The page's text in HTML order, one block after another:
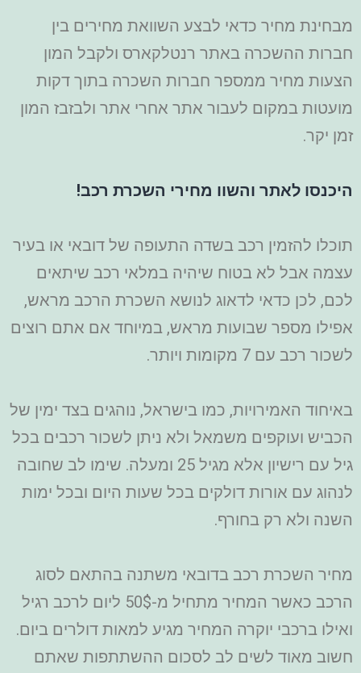
מבחינת מחיר כדאי לבצע השוואת מחירים בין
חברות ההשכרה באתר רנטלקארס ולקבל המון
הצעות מחיר ממספר חברות השכרה בתוך דקות
מועטות במקום לעבור אתר אחרי אתר ולבזבז המון
זמן יקר.
היכנסו לאתר והשוו מחירי השכרת רכב!
תוכלו להזמין רכב בשדה התעופה של דובאי או בעיר
עצמה אבל לא בטוח שיהיה במלאי רכב שיתאים
לכם, לכן כדאי לדאוג לנושא השכרת הרכב מראש,
אפילו מספר שבועות מראש, במיוחד אם אתם רוצים
לשכור רכב עם 7 מקומות ויותר.
באיחוד האמירויות, כמו בישראל, נוהגים בצד ימין של
הכביש ועוקפים משמאל ולא ניתן לשכור רכבים בכל
גיל עם רישיון אלא מגיל 25 ומעלה. שימו לב שחובה
לנהוג עם אורות דולקים בכל שעות היום ובכל ימות
השנה ולא רק בחורף.
מחיר השכרת רכב בדובאי משתנה בהתאם לסוג
הרכב כאשר המחיר מתחיל מ-50$ ליום לרכב רגיל
ואילו ברכבי יוקרה המחיר מגיע למאות דולרים ביום.
חשוב מאוד לשים לב לסכום ההשתתפות שאתם